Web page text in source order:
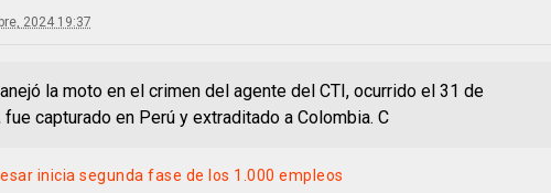
2024 19:37
la moto en el crimen del agente del CTI, ocurrido el 31 de
capturado en Perú y extraditado a Colombia. C
inicia segunda fase de los 1.000 empleos